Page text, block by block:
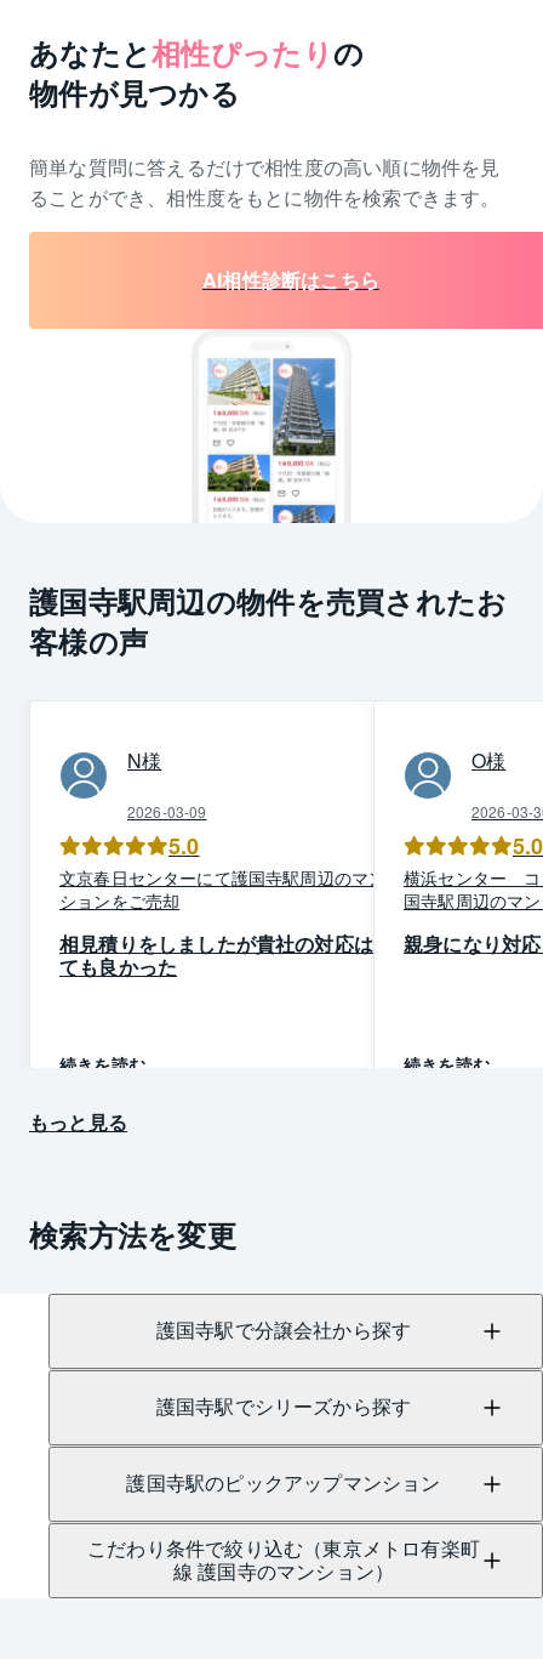
あなたと相性ぴったり の
物件が見つかる
簡単な質問に答えるだけで相性度の高い順に物件を 見
ることができ、相性度をもとに物件を検索できます。
AI相性診断はこちら
護国寺駅周辺の物件を売買されたお
客様の声
N様
2026-03-09
5.0
文京春日センターにて護国寺駅周辺のマン
ションをご売却
相見積りをしましたが貴社の対応はと
ても良かった
続きを読む
O様
2026-03-
5.0
横浜センター コ
国寺駅周辺のマ
親身になり対
続きを読む
もっと見る
検索方法を変更
護国寺駅で分譲会社から探す
護国寺駅でシリーズから探す
護国寺駅のピックアップマンション
こだわり条件で絞り込む（東京メトロ有楽町
線 護国寺のマンション）